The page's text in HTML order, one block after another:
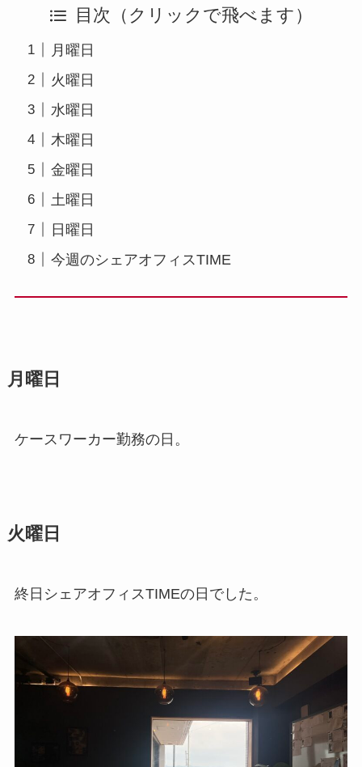
目次（クリックで飛べます）
月曜日
火曜日
水曜日
木曜日
金曜日
土曜日
日曜日
今週のシェアオフィスTIME
月曜日
ケースワーカー勤務の日。
火曜日
終日シェアオフィスTIMEの日でした。